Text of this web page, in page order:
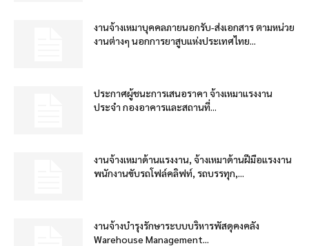
งานจ้างเหมาบุคคลภายนอกรับ-ส่งเอกสาร ตามหน่วย
งานต่างๆ นอกการยาสูบแห่งประเทศไทย...
ประกาศผู้ชนะการเสนอราคา จ้างเหมาแรงงาน
ประจำ กองอาคารและสถานที่...
งานจ้างเหมาด้านแรงงาน, จ้างเหมาด้านฝีมือแรงงาน
พนักงานขับรถโฟล์คลิฟท์, รถบรรทุก,...
งานจ้างบำรุงรักษาระบบบริหารพัสดุคงคลัง
Warehouse Management...